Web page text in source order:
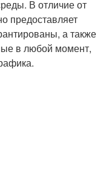
В отличие от
предоставляет
а также
в любой момент,